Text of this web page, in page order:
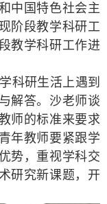
中国特色社会主
阶段教学科研工
教学科研工作进
科研生活上遇到
解答。沙老师谈
师的标准来要求
年教师要紧跟学
势，重视学科交
研究新课题，开